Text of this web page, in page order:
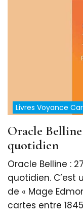
Livres Voyance
Oracle
quotidien
Oracle Belline :
quotidien. C’est
de « Mage
cartes entre